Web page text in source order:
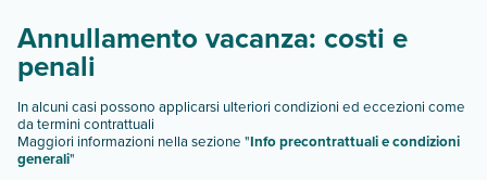
Annullamento vacanza: costi e
penali
In alcuni casi possono applicarsi ulteriori condizioni ed eccezioni come
da termini contrattuali
Maggiori informazioni nella sezione "Info precontrattuali e condizioni
generali"